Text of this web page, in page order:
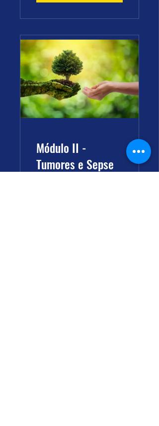
Módulo II -
Tumores e Sepse